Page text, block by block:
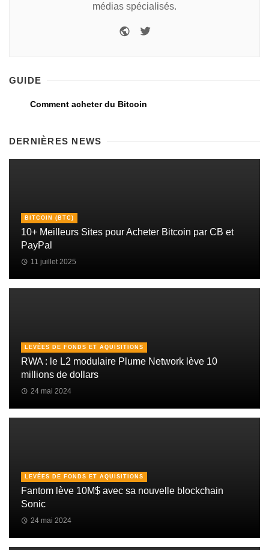
médias spécialisés.
GUIDE
Comment acheter du Bitcoin
DERNIÈRES NEWS
BITCOIN (BTC)
10+ Meilleurs Sites pour Acheter Bitcoin par CB et
PayPal
11 juillet 2025
LEVÉES DE FONDS ET AQUISITIONS
RWA : le L2 modulaire Plume Network lève 10
millions de dollars
24 mai 2024
LEVÉES DE FONDS ET AQUISITIONS
Fantom lève 10M$ avec sa nouvelle blockchain
Sonic
24 mai 2024